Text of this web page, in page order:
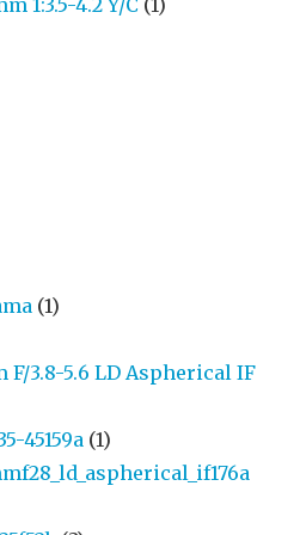
(1)
F/3.8-5.6 LD Aspherical IF
45159a (1)